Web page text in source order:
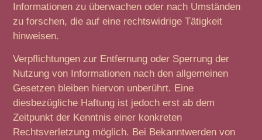
Informationen zu überwachen oder nach Umständen
zu forschen, die auf eine rechtswidrige Tätigkeit
hinweisen.
Verpflichtungen zur Entfernung oder Sperrung der
Nutzung von Informationen nach den allgemeinen
Gesetzen bleiben hiervon unberührt. Eine
diesbezügliche Haftung ist jedoch erst ab dem
Zeitpunkt der Kenntnis einer konkreten
Rechtsverletzung möglich. Bei Bekanntwerden von